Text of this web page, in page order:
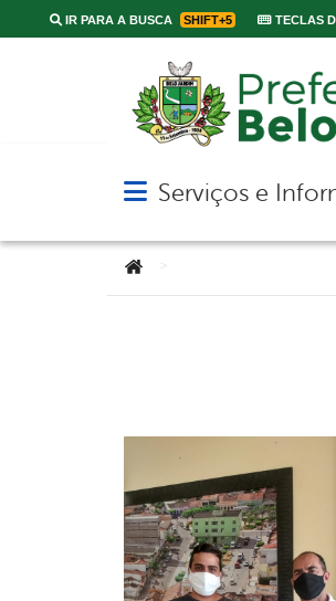
IR PARA A BUSCA SHIFT+5 TECLAS
Abrir menu principal de
Serviços e
Você está aqui: